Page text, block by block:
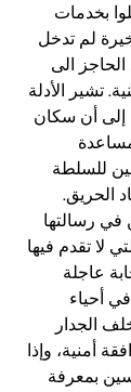
بخدمات
لم تدخل
الحاجز الى
تشير الأدلة
إلى أن سكان
للسلطة
الحريق.
رسالتها
لا تقدم فيها
عاجلة
أحياء
الجدار
أمنية، وإذا
بمعرفة